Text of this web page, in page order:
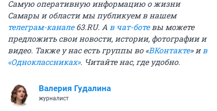
Самую оперативную информацию о жизни
Самары и области мы публикуем в нашем
телеграм-канале63.RU. Ав чат-ботевы можете
предложить свои новости, истории, фотографии и
видео. Также у нас есть группы во «ВКонтакте»ив
«Одноклассниках». Читайте нас, где удобно.
Валерия Гудалина
журналист